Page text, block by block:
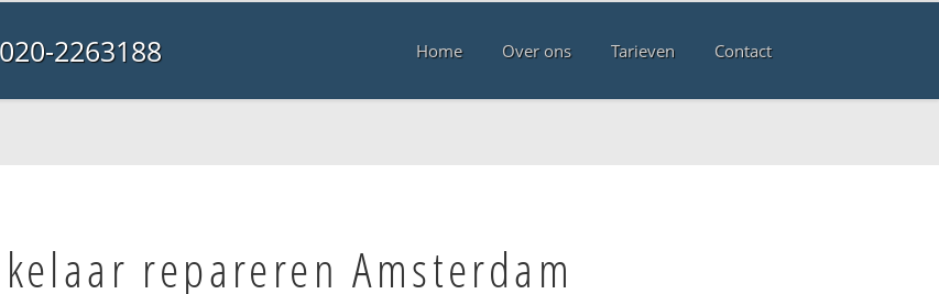
020-2263188 Home Over ons Tarieven Contact
repareren Amsterdam